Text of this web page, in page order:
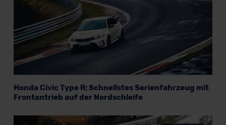
Honda Civic Type R: Schnellstes Serienfahrzeug mit
Frontantrieb auf der Nordschleife